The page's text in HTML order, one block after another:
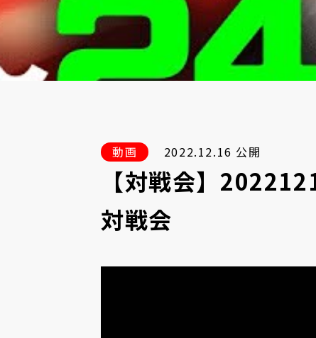
動画 2022.12.16 公開
【対戦会】
対戦会